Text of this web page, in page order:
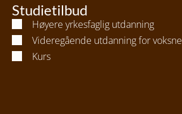
Studietilbud
Høyere yrkesfaglig utdanning
Videregående utdanning for voksne
Kurs